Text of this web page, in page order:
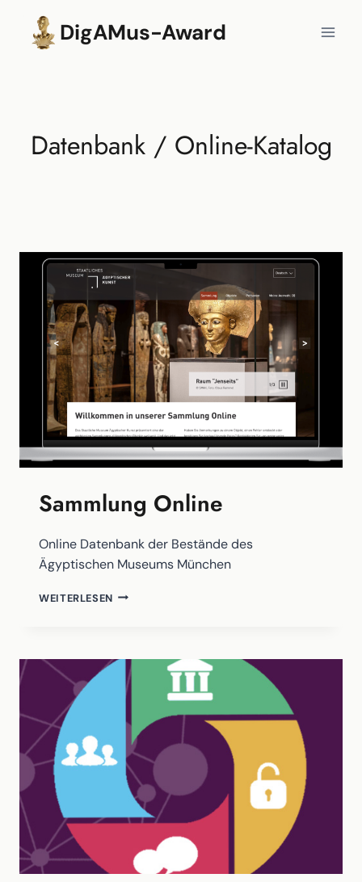
springen
DigAMus-Award
Datenbank / Online-Katalog
Sammlung Online
Online Datenbank der Bestände des
Ägyptischen Museums München
WEITERLESEN SAMMLUNG